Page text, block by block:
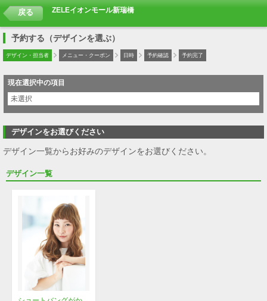
戻る ZELEイオンモール新瑞橋
予約する（デザインを選ぶ）
デザイン・担当者 メニュー・クーポン 日時 予約確認 予約完了
現在選択中の項目
未選択
デザインをお選びください
デザイン一覧からお好みのデザインをお選びください。
デザイン一覧